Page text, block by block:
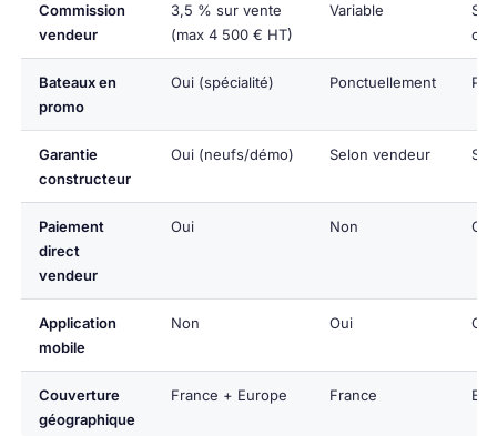
Commission
vendeur
3,5 % sur vente
(max 4 500 € HT)
Variable
Bateaux en
promo
Oui (spécialité) Ponctuellement
Garantie
constructeur
Oui (neufs/démo) Selon vendeur
Paiement
direct
vendeur
Oui Non Oui
Application
mobile
Non Oui Oui
Couverture
géographique
France + Europe France